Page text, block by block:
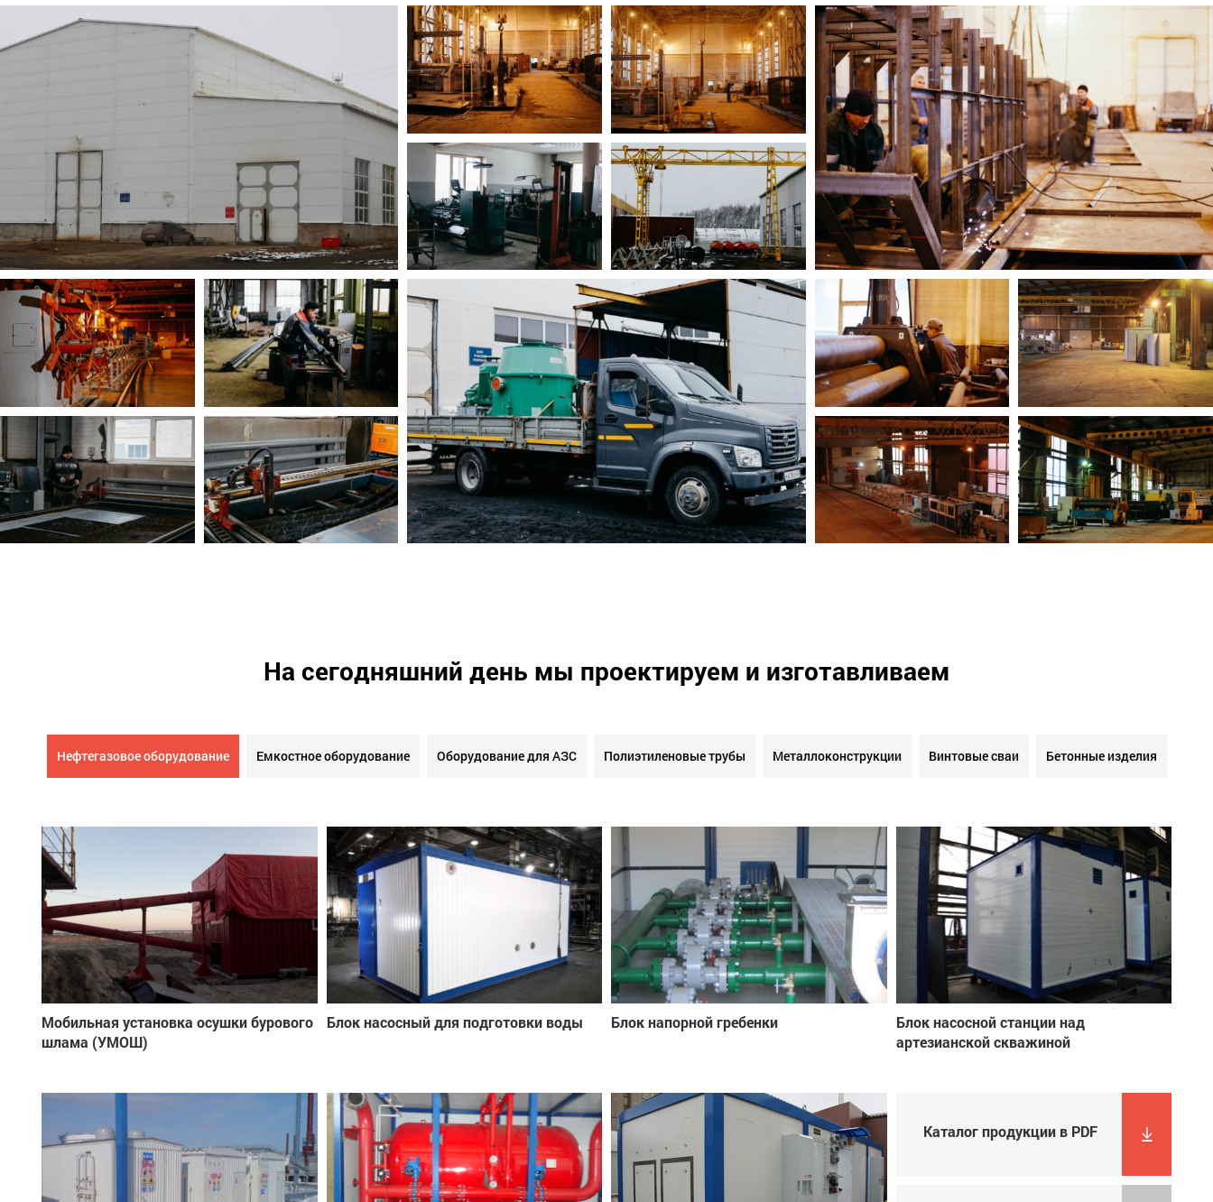
На сегодняшний день мы проектируем и изготавливаем
Нефтегазовое оборудование Емкостное оборудование Оборудование для АЗС Полиэтиленовые трубы Металлоконструкции Винтовые сваи Бетонные изделия
Мобильная установка осушки бурового
шлама (УМОШ)
Блок насосный для подготовки воды Блок напорной гребенки
Блок насосной станции над
артезианской скважиной
Каталог продукции в PDF